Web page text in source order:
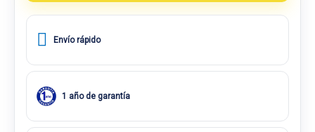
Envío rápido
1 año de garantía